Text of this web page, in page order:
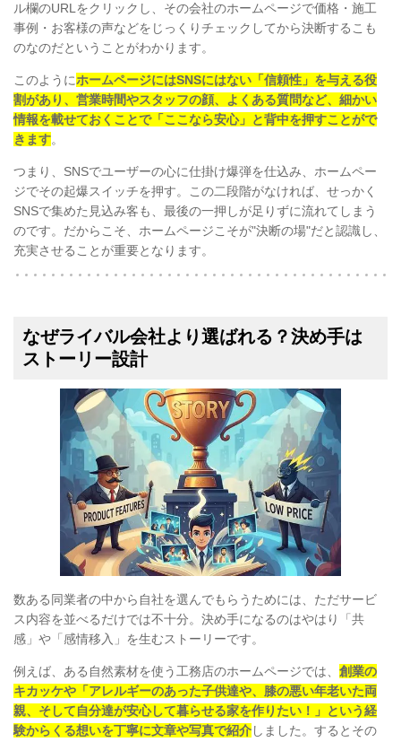
ル欄のURLをクリックし、その会社のホームページで価格・施工
事例・お客様の声などをじっくりチェックしてから決断するこも
のなのだということがわかります。
このようにホームページにはSNSにはない「信頼性」を与える役
割があり、営業時間やスタッフの顔、よくある質問など、細かい
情報を載せておくことで「ここなら安心」と背中を押すことがで
きます。
つまり、SNSでユーザーの心に仕掛け爆弾を仕込み、ホームペー
ジでその起爆スイッチを押す。この二段階がなければ、せっかく
SNSで集めた見込み客も、最後の一押しが足りずに流れてしまう
のです。だからこそ、ホームページこそが"決断の場"だと認識し、
充実させることが重要となります。
なぜライバル会社より選ばれる？決め手は
ストーリー設計
数ある同業者の中から自社を選んでもらうためには、ただサービ
ス内容を並べるだけでは不十分。決め手になるのはやはり「共
感」や「感情移入」を生むストーリーです。
例えば、ある自然素材を使う工務店のホームページでは、 創業の
キカッケや「アレルギーのあった子供達や、膝の悪い年老いた両
親、そして自分達が安心して暮らせる家を作りたい！」という経
験からくる想いを丁寧に文章や写真で紹介しました。するとその